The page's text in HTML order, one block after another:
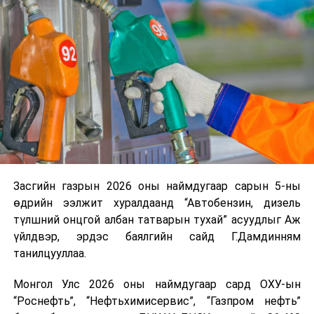
үүсвэрийг нэмэгдүүлэх чиглэлд анхаарч байна.
Замын-Үүд боомтоор 2000 тонн дизель түлш орж
ирсэн бөгөөд шилжүүлэн ачих ажиллагаа хийгдэж
байна" гэлээ
гэж Аж үйлдвэр, эрдэс баялгийн яамнаас
мэдээллээ.
Засгийн газрын 2026 оны наймдугаар сарын 5-ны
өдрийн ээлжит хуралдаанд “Автобензин, дизель
түлшний онцгой албан татварын тухай” асуудлыг Аж
үйлдвэр, эрдэс баялгийн сайд Г.Дамдинням
танилцууллаа.
Монгол Улс 2026 оны наймдугаар сард ОХУ-ын
“Роснефть”, “Нефтьхимисервис”, “Газпром нефть”